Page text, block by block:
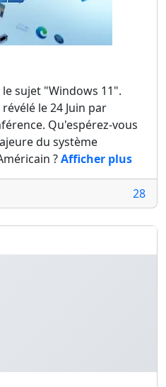
sujet "Windows 11".
le 24 Juin par
Qu'espérez-vous
du système
?Afficher plus
28